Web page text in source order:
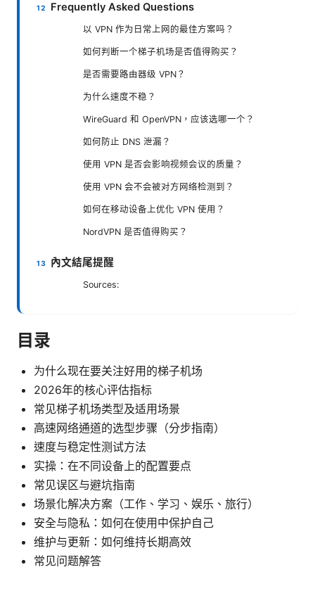
Frequently Asked Questions
以 VPN 作为日常上网的最佳方案吗？
如何判断一个梯子机场是否值得购买？
是否需要路由器级 VPN？
为什么速度不稳？
WireGuard 和 OpenVPN，应该选哪一个？
如何防止 DNS 泄漏？
使用 VPN 是否会影响视频会议的质量？
使用 VPN 会不会被对方网络检测到？
如何在移动设备上优化 VPN 使用？
NordVPN 是否值得购买？
內文結尾提醒
Sources:
目录
为什么现在要关注好用的梯子机场
2026年的核心评估指标
常见梯子机场类型及适用场景
高速网络通道的选型步骤（分步指南）
速度与稳定性测试方法
实操：在不同设备上的配置要点
常见误区与避坑指南
场景化解决方案（工作、学习、娱乐、旅行）
安全与隐私：如何在使用中保护自己
维护与更新：如何维持长期高效
常见问题解答